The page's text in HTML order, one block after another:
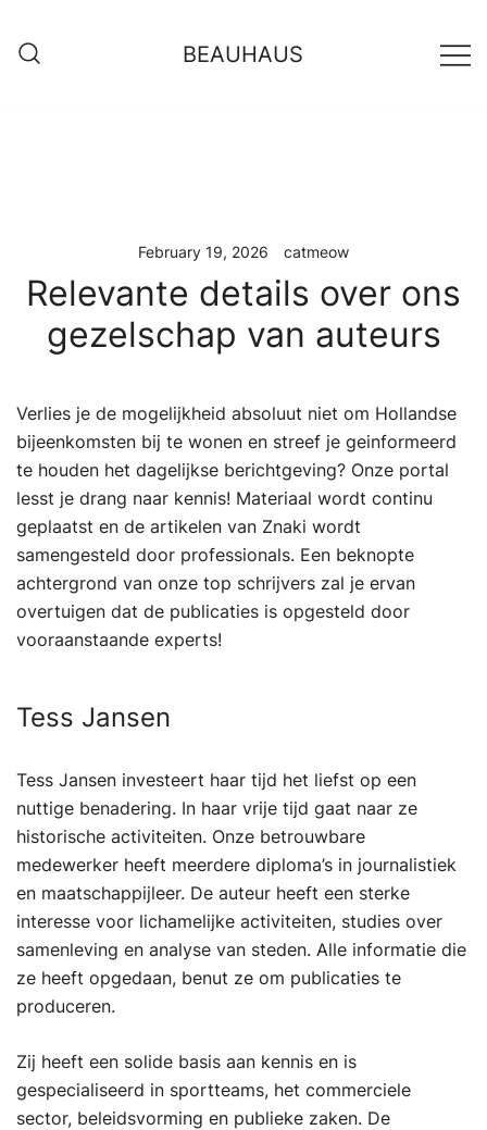
content
BEAUHAUS
February 19, 2026 catmeow
Relevante details over ons
gezelschap van auteurs
Verlies je de mogelijkheid absoluut niet om Hollandse
bijeenkomsten bij te wonen en streef je geinformeerd
te houden het dagelijkse berichtgeving? Onze portal
lesst je drang naar kennis! Materiaal wordt continu
geplaatst en de artikelen van Znaki wordt
samengesteld door professionals. Een beknopte
achtergrond van onze top schrijvers zal je ervan
overtuigen dat de publicaties is opgesteld door
vooraanstaande experts!
Tess Jansen
Tess Jansen investeert haar tijd het liefst op een
nuttige benadering. In haar vrije tijd gaat naar ze
historische activiteiten. Onze betrouwbare
medewerker heeft meerdere diploma’s in journalistiek
en maatschappijleer. De auteur heeft een sterke
interesse voor lichamelijke activiteiten, studies over
samenleving en analyse van steden. Alle informatie die
ze heeft opgedaan, benut ze om publicaties te
produceren.
Zij heeft een solide basis aan kennis en is
gespecialiseerd in sportteams, het commerciele
sector, beleidsvorming en publieke zaken. De